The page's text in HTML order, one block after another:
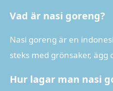
Vad är nasi goreng?
Nasi goreng är en
steks med grönsaker, ägg
Hur lagar man nasi